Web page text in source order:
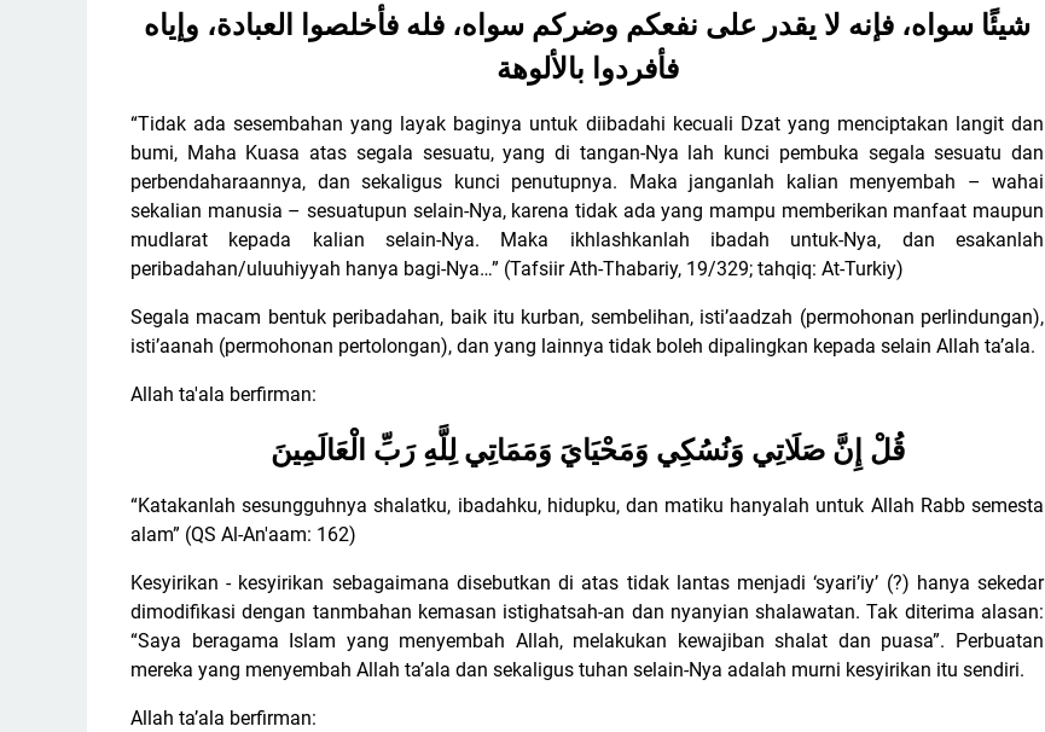
شيئًا سواه، فإنه لا يقدر على نفعكم وضركم سواه، فله فأخلصوا العبادة، وإياه
فأفردوا بالألوهة
“Tidak ada sesembahan yang layak baginya untuk diibadahi kecuali Dzat yang menciptakan langit dan
bumi, Maha Kuasa atas segala sesuatu, yang di tangan-Nya lah kunci pembuka segala sesuatu dan
perbendaharaannya, dan sekaligus kunci penutupnya.
Maka janganlah kalian menyembah – wahai
sekalian manusia – sesuatupun selain-Nya, karena tidak ada yang mampu memberikan manfaat maupun
mudlarat kepada kalian selain-Nya. Maka ikhlashkanlah ibadah untuk-Nya, dan esakanlah
peribadahan/uluuhiyyah hanya bagi-Nya…” (Tafsiir Ath-Thabariy, 19/329; tahqiq: At-Turkiy)
Segala macam bentuk peribadahan, baik itu kurban, sembelihan, isti’aadzah (permohonan perlindungan),
isti’aanah (permohonan pertolongan), dan yang lainnya tidak boleh dipalingkan kepada selain Allah ta’ala.
Allah ta'ala berfirman:
قُلْ إِنَّ صَلَاتِي وَنُسُكِي وَمَحْيَايَ وَمَمَاتِي لِلَّهِ رَبِّ الْعَالَمِينَ
“Katakanlah sesungguhnya shalatku, ibadahku, hidupku, dan matiku hanyalah untuk Allah Rabb semesta
alam” (QS Al-An'aam: 162)
Kesyirikan - kesyirikan sebagaimana disebutkan di atas tidak lantas menjadi ‘syari’iy’ (?) hanya sekedar
dimodifikasi dengan tanmbahan kemasan istighatsah-an dan nyanyian shalawatan.Tak diterima alasan:
“Saya beragama Islam yang menyembah Allah, melakukan kewajiban shalat dan puasa”. Perbuatan
mereka yang menyembah Allah ta’ala dan sekaligus tuhan selain-Nya adalah murni kesyirikan itu sendiri.
Allah ta’ala berfirman: